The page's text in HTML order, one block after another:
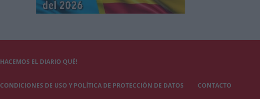
HACEMOS EL DIARIO QUÉ!
CONDICIONES DE USO Y POLÍTICA DE PROTECCIÓN DE DATOS CONTACTO